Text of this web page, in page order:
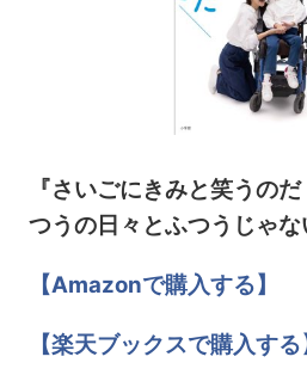
『さいごにきみと笑う
つうの日々とふつうじゃな
【Amazonで購入する】
【楽天ブックスで購入する